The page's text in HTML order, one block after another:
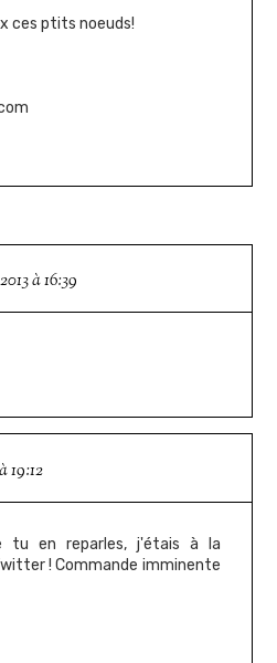
ces ptits noeuds!
à 16:39
19:12
tu en reparles, j'étais à la
! Commande imminente